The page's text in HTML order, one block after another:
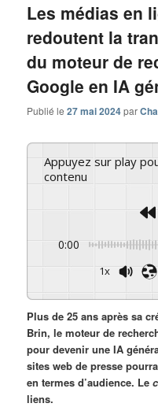
Les médias en
redoutent la
du moteur de
Google en IA
Publié le27 mai 2024par
Appuyez sur play pour écouter ce
contenu
0:00
1x
Plus de 25 ans après sa
Brin, le moteur de
pour devenir une IA
sites web de presse
en termes d’audience. Le
liens.